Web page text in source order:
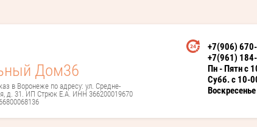
Дом36
в Воронеже по адресу: ул. Средне-
д. 31. ИП Стрюк Е.А. ИНН 366200019670
+7(906)
+7(961)
Пн - Пятн с
Субб. с 10-